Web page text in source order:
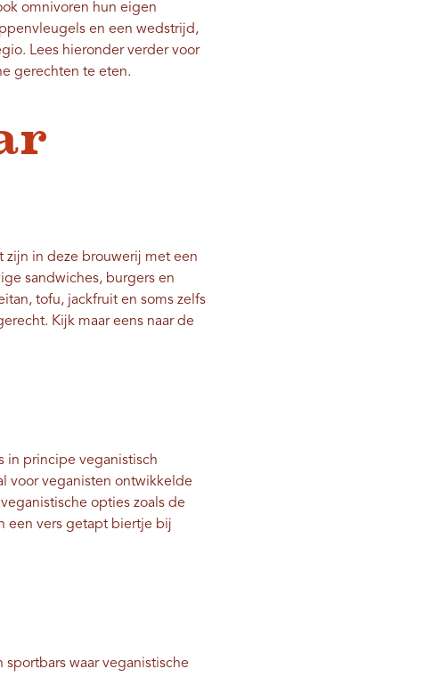
omnivoren hun eigen
en een wedstrijd,
Lees hieronder verder voor
gerechten te eten.
zijn in deze brouwerij met een
sandwiches, burgers en
tofu, jackfruit en soms zelfs
Kijk maar eens naar de
in principe veganistisch
voor veganisten ontwikkelde
opties zoals de
een vers getapt biertje bij
waar veganistische